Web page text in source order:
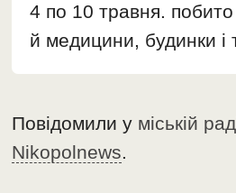
4 по 10 травня. побито
й медицини, будинки і
Повідомили у міській
Nikopolnews.